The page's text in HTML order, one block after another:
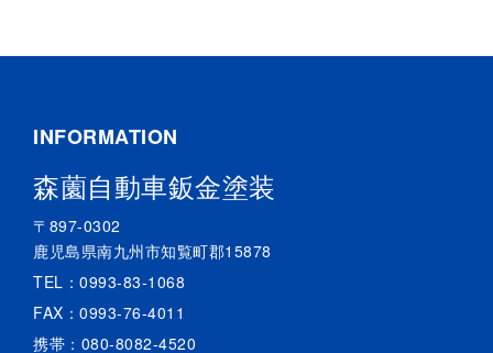
INFORMATION
森薗自動車鈑金塗装
〒897-0302
鹿児島県南九州市知覧町郡15878
TEL： 0993-83-1068
FAX：0993-76-4011
携帯： 080-8082-4520